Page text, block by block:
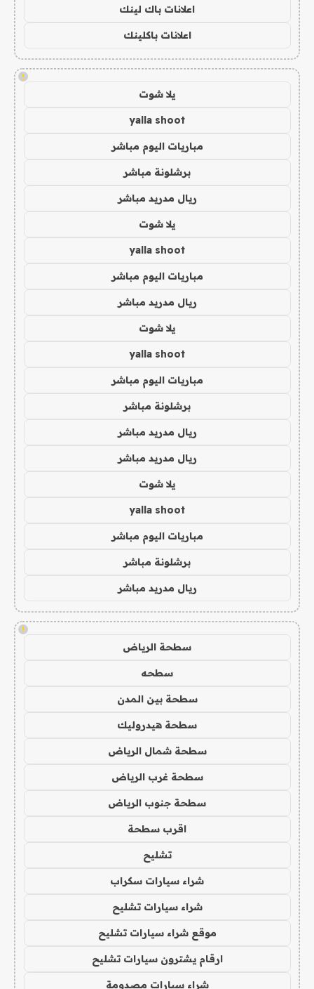
اعلانات باك لينك
اعلانات باكلينك
!
يلا شوت
yalla shoot
مباريات اليوم مباشر
برشلونة مباشر
ريال مدريد مباشر
يلا شوت
yalla shoot
مباريات اليوم مباشر
ريال مدريد مباشر
يلا شوت
yalla shoot
مباريات اليوم مباشر
برشلونة مباشر
ريال مدريد مباشر
ريال مدريد مباشر
يلا شوت
yalla shoot
مباريات اليوم مباشر
برشلونة مباشر
ريال مدريد مباشر
!
سطحة الرياض
سطحه
سطحة بين المدن
سطحة هيدروليك
سطحة شمال الرياض
سطحة غرب الرياض
سطحة جنوب الرياض
اقرب سطحة
تشليح
شراء سيارات سكراب
شراء سيارات تشليح
موقع شراء سيارات تشليح
ارقام يشترون سيارات تشليح
شراء سيارات مصدومة